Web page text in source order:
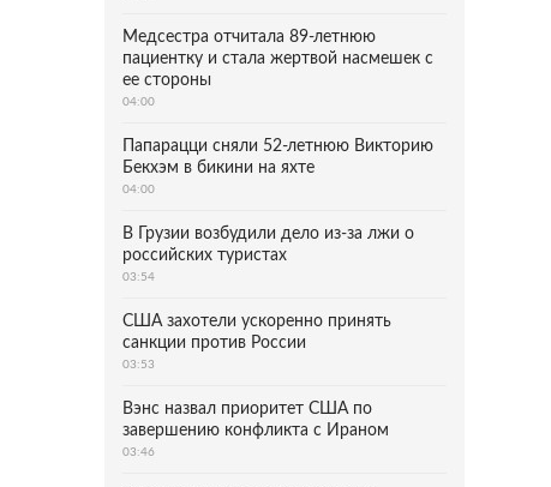
Медсестра отчитала 89-летнюю
пациентку и стала жертвой насмешек с
ее стороны
04:00
Папарацци сняли 52-летнюю Викторию
Бекхэм в бикини на яхте
04:00
В Грузии возбудили дело из-за лжи о
российских туристах
03:54
США захотели ускоренно принять
санкции против России
03:53
Вэнс назвал приоритет США по
завершению конфликта с Ираном
03:46